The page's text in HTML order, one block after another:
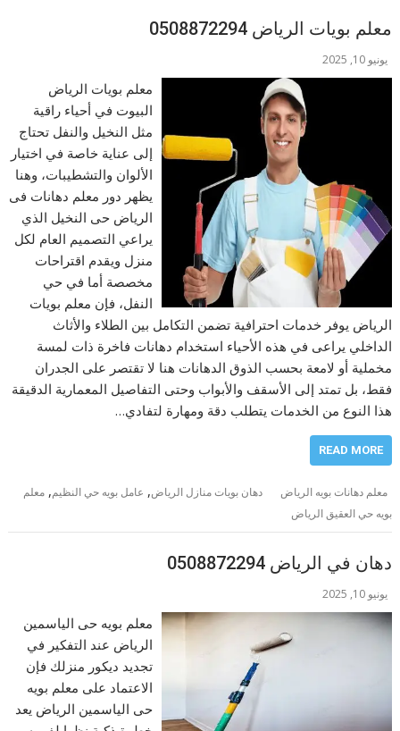
معلم بويات الرياض 0508872294
يونيو 10, 2025
معلم بويات الرياض
البيوت في أحياء راقية
مثل النخيل والنفل تحتاج
إلى عناية خاصة في اختيار
الألوان والتشطيبات، وهنا
يظهر دور معلم دهانات فى
الرياض حى النخيل الذي
يراعي التصميم العام لكل
منزل ويقدم اقتراحات
مخصصة أما في حي
النفل، فإن معلم بويات
الرياض يوفر خدمات احترافية تضمن التكامل بين الطلاء والأثاث
الداخلي يراعى في هذه الأحياء استخدام دهانات فاخرة ذات لمسة
مخملية أو لامعة بحسب الذوق الدهانات هنا لا تقتصر على الجدران
فقط، بل تمتد إلى الأسقف والأبواب وحتى التفاصيل المعمارية الدقيقة
هذا النوع من الخدمات يتطلب دقة ومهارة لتفادي…
READ MORE
معلم دهانات بويه الرياض دهان بويات منازل الرياض, عامل بويه حي النظيم,معلم
بويه حي العقيق الرياض
دهان في الرياض 0508872294
يونيو 10, 2025
معلم بويه حى الياسمين
الرياض عند التفكير في
تجديد ديكور منزلك فإن
الاعتماد على معلم بويه
حى الياسمين الرياض يعد